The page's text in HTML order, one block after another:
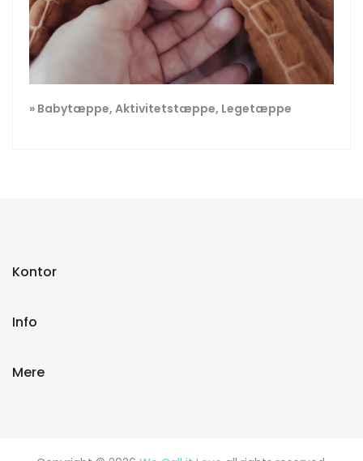
» Babytæppe, Aktivitetstæppe, Legetæppe
Kontor
Info
Mere